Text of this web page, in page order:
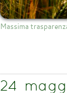
Massima
24